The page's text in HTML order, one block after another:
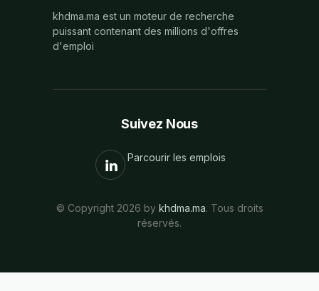
khdma.ma est un moteur de recherche
puissant contenant des millions d'offres
d'emploi
Suivez Nous
Parcourir les emplois
© Copyright 2026 by khdma.ma. Tous droits
réservés.